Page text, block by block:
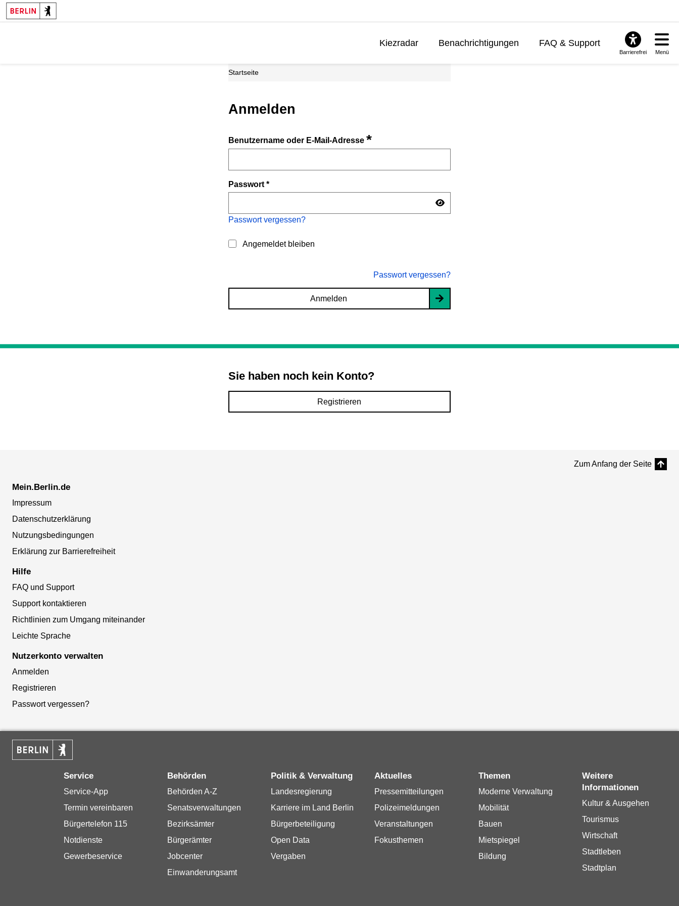
Kiezradar Benachrichtigungen FAQ & Support
Barrierefrei Menü
Startseite
Anmelden
Benutzername oder E-Mail-Adresse*
Passwort*
Passwort vergessen?
Angemeldet bleiben
Passwort vergessen?
Anmelden
Sie haben noch kein Konto?
Registrieren
Zum Anfang der Seite
Mein.Berlin.de
Impressum
Datenschutzerklärung
Nutzungsbedingungen
Erklärung zur Barrierefreiheit
Hilfe
FAQ und Support
Support kontaktieren
Richtlinien zum Umgang miteinander
Leichte Sprache
Nutzerkonto verwalten
Anmelden
Registrieren
Passwort vergessen?
Service
Service-App
Termin vereinbaren
Bürgertelefon 115
Notdienste
Gewerbeservice
Behörden
Behörden A-Z
Senatsverwaltungen
Bezirksämter
Bürgerämter
Jobcenter
Einwanderungsamt
Politik & Verwaltung
Landesregierung
Karriere im Land Berlin
Bürgerbeteiligung
Open Data
Vergaben
Aktuelles
Pressemitteilungen
Polizeimeldungen
Veranstaltungen
Fokusthemen
Themen
Moderne Verwaltung
Mobilität
Bauen
Mietspiegel
Bildung
Weitere
Informationen
Kultur & Ausgehen
Tourismus
Wirtschaft
Stadtleben
Stadtplan